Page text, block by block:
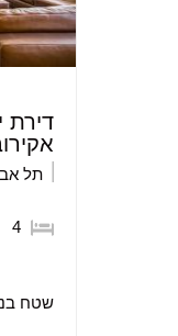
דירת
תל
4
שטח